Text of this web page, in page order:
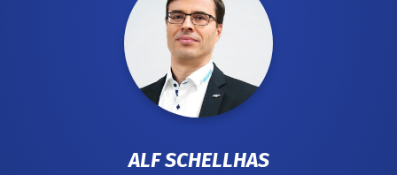
ALF SCHELLHAS